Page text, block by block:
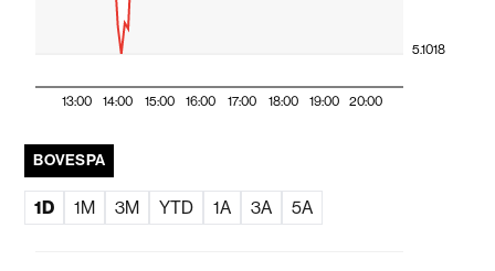
13:00 14:00 15:00 16:00 17:00 18:00 19:00 20:00
5.1018
BOVESPA
1D 1M 3M YTD 1A 3A 5A